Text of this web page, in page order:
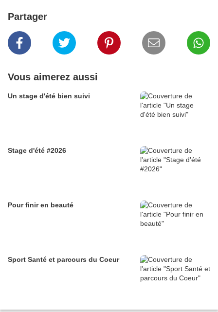
Partager
Vous aimerez aussi
Un stage d'été bien suivi
Stage d'été #2026
Pour finir en beauté
Sport Santé et parcours du Coeur